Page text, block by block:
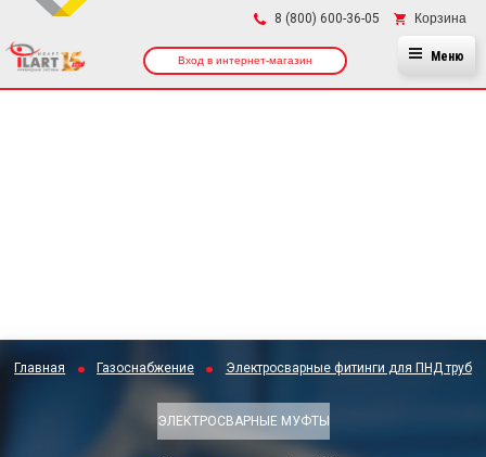
8 (800) 600-36-05 Корзина
Вход в интернет-магазин Меню
Главная Газоснабжение Электросварные фитинги для ПНД труб
ЭЛЕКТРОСВАРНЫЕ МУФТЫ
×